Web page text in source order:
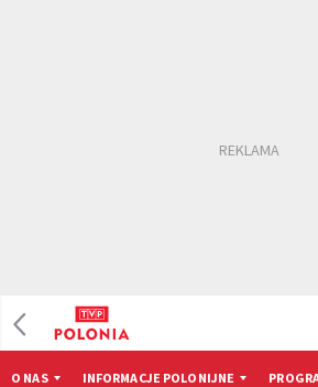
O NAS INFORMACJE POLONIJNE